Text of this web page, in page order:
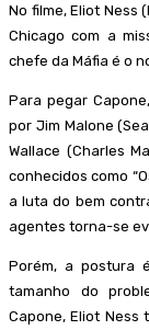
No filme, Eliot Ness
Chicago com a
chefe da Máfia é o
Para pegar
por Jim Malone
Wallace (Charles
conhecidos como
a luta do bem
agentes torna-se
Porém, a postura
tamanho do
Capone, Eliot Ness